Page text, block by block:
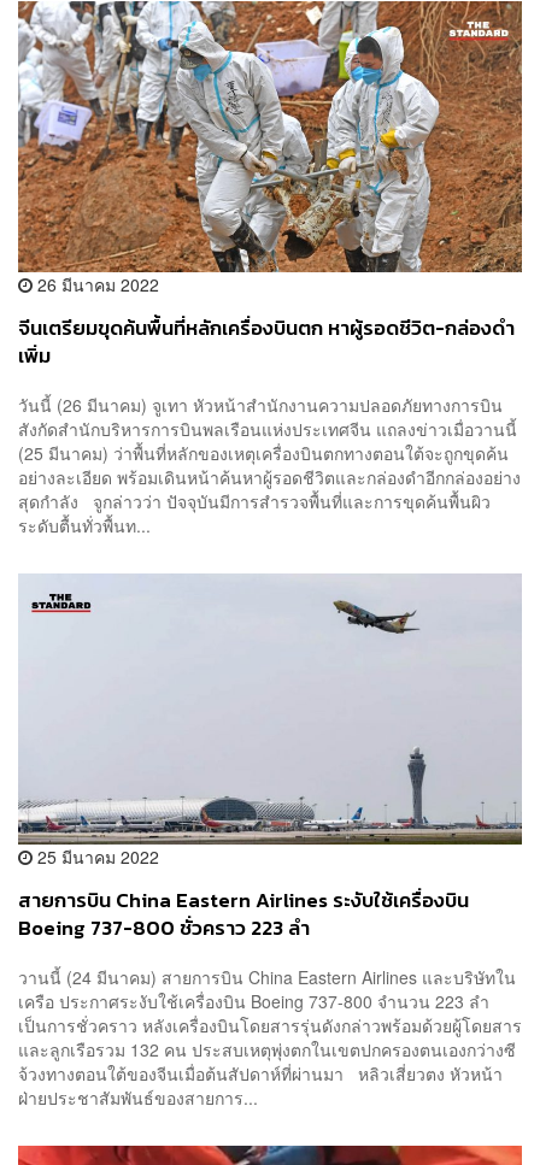
26 มีนาคม 2022
จีนเตรียมขุดค้นพื้นที่หลักเครื่องบินตก หาผู้รอดชีวิต-กล่องดำ
เพิ่ม
วันนี้ (26 มีนาคม) จูเทา หัวหน้าสำนักงานความปลอดภัยทางการบิน
สังกัดสำนักบริหารการบินพลเรือนแห่งประเทศจีน แถลงข่าวเมื่อวานนี้
(25 มีนาคม) ว่าพื้นที่หลักของเหตุเครื่องบินตกทางตอนใต้จะถูกขุดค้น
อย่างละเอียด พร้อมเดินหน้าค้นหาผู้รอดชีวิตและกล่องดำอีกกล่องอย่าง
สุดกำลัง จูกล่าวว่า ปัจจุบันมีการสำรวจพื้นที่และการขุดค้นพื้นผิว
ระดับตื้นทั่วพื้นท...
25 มีนาคม 2022
สายการบิน China Eastern Airlines ระงับใช้เครื่องบิน
Boeing 737-800 ชั่วคราว 223 ลำ
วานนี้ (24 มีนาคม) สายการบิน China Eastern Airlines และบริษัทใน
เครือ ประกาศระงับใช้เครื่องบิน Boeing 737-800 จำนวน 223 ลำ
เป็นการชั่วคราว หลังเครื่องบินโดยสารรุ่นดังกล่าวพร้อมด้วยผู้โดยสาร
และลูกเรือรวม 132 คน ประสบเหตุพุ่งตกในเขตปกครองตนเองกว่างซี
จ้วงทางตอนใต้ของจีนเมื่อต้นสัปดาห์ที่ผ่านมา หลิวเสี่ยวตง หัวหน้า
ฝ่ายประชาสัมพันธ์ของสายการ...